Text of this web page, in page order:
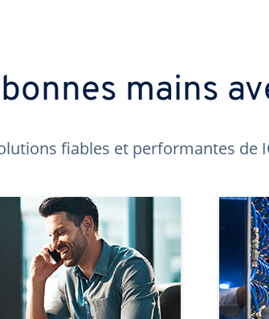
mains
fiables et performantes de